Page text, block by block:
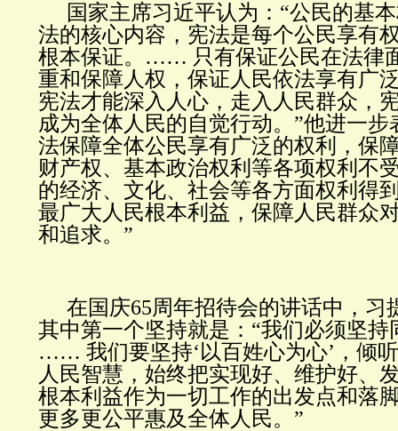
国家主席习近平认为：“公民的基
法的核心内容，宪法是每个公民享有
根本保证。…… 只有保证公民在法律
重和保障人权，保证人民依法享有广
宪法才能深入人心，走入人民群众，
成为全体人民的自觉行动。”他进一步
法保障全体公民享有广泛的权利，保
财产权、基本政治权利等各项权利不
的经济、文化、社会等各方面权利得
最广大人民根本利益，保障人民群众
和追求。”
在国庆65周年招待会的讲话中，习
其中第一个坚持就是：“我们必须坚持
…… 我们要坚持‘以百姓心为心’，倾
人民智慧，始终把实现好、维护好、
根本利益作为一切工作的出发点和落
更多更公平惠及全体人民。”